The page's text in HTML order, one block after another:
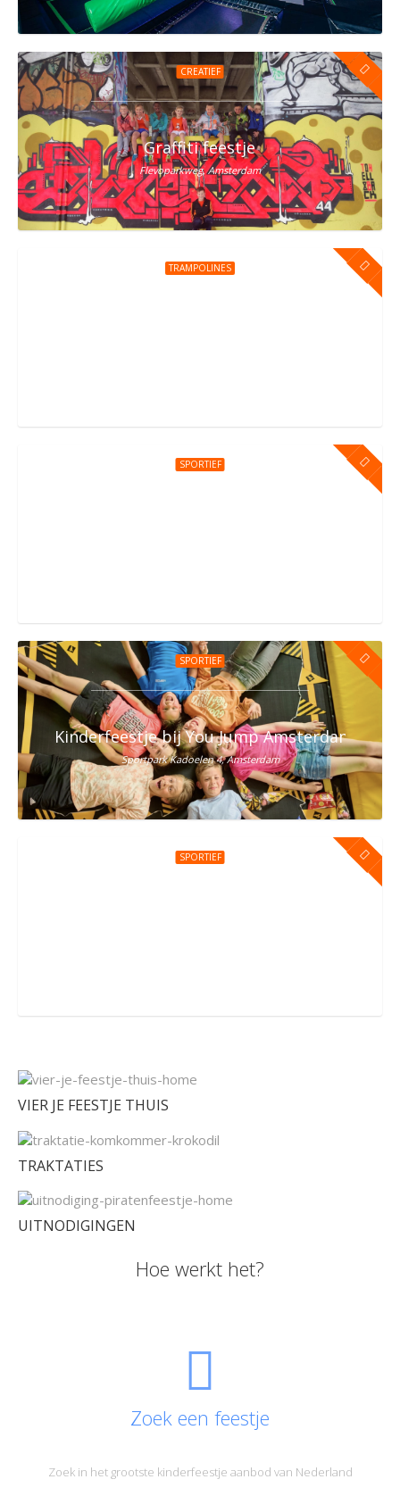
CREATIEF
Graffiti feestje
Flevoparkweg, Amsterdam
TRAMPOLINES
SPORTIEF
SPORTIEF
Kinderfeestje bij You Jump Amsterdam
Sportpark Kadoelen 4, Amsterdam
SPORTIEF
VIER JE FEESTJE THUIS
TRAKTATIES
UITNODIGINGEN
Hoe werkt het?
Zoek een feestje
Zoek in het grootste kinderfeestje aanbod van Nederland